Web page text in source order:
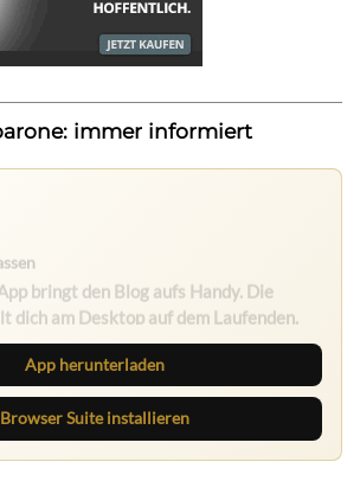
immer informiert
bringt den Blog aufs Handy. Die
dich am Desktop auf dem Laufenden.
App herunterladen
Browser Suite installieren